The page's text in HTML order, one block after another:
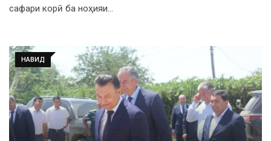
сафари корӣ ба ноҳияи…
НАВИД